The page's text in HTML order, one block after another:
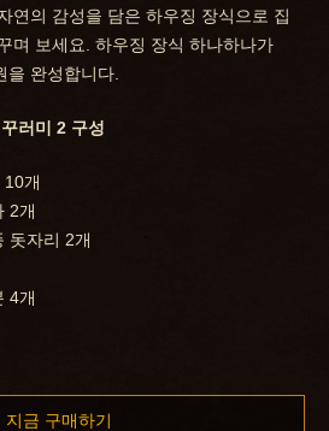
연의 감성을 담은 하우징 장식으로 집
며 보세요. 하우징 장식 하나하나가
을 완성합니다.
러미 2 구성
개
2개
돗자리 2개
4개
지금 구매하기